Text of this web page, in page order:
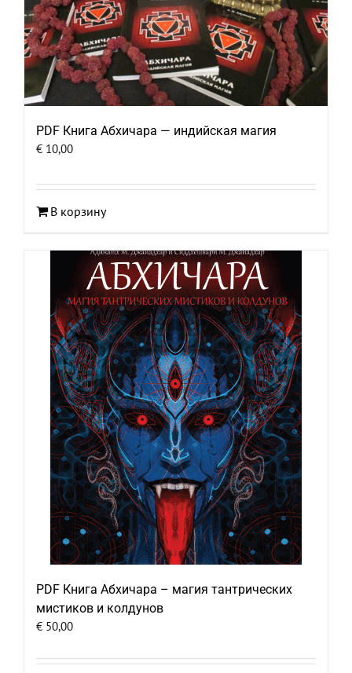
PDF Книга Абхичара — индийская магия
€ 10,00
В корзину
PDF Книга Абхичара – магия тантрических
мистиков и колдунов
€ 50,00